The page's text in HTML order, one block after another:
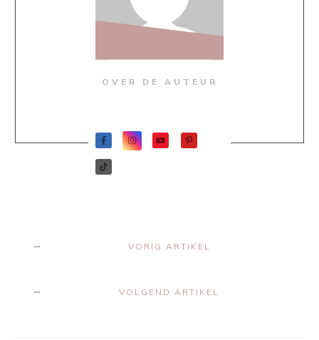
OVER DE AUTEUR
VORIG ARTIKEL
VOLGEND ARTIKEL